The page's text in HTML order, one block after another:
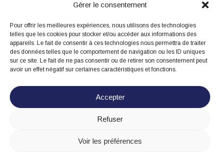
Gérer le consentement
Pour offrir les meilleures expériences, nous utilisons des technologies
telles que les cookies pour stocker et/ou accéder aux informations des
appareils. Le fait de consentir à ces technologies nous permettra de traiter
des données telles que le comportement de navigation ou les ID uniques
sur ce site. Le fait de ne pas consentir ou de retirer son consentement peut
avoir un effet négatif sur certaines caractéristiques et fonctions.
Accepter
Refuser
Voir les préférences
Suivez-nous